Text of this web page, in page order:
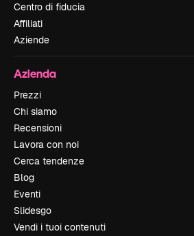
Centro di fiducia
Affiliati
Aziende
Azienda
Prezzi
Chi siamo
Recensioni
Lavora con noi
Cerca tendenze
Blog
Eventi
Slidesgo
Vendi i tuoi contenuti